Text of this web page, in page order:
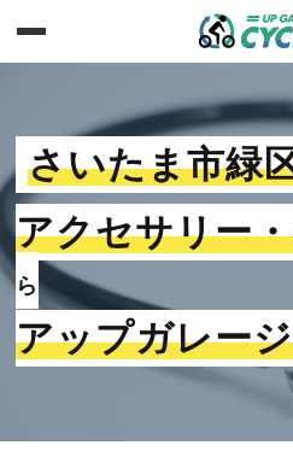
さいたま市緑
アクセサリー
ら
アップガレー